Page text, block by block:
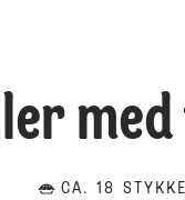
CA. 18